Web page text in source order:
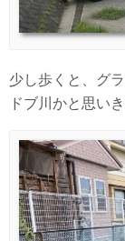
少し歩くと、グ
ドブ川かと思い